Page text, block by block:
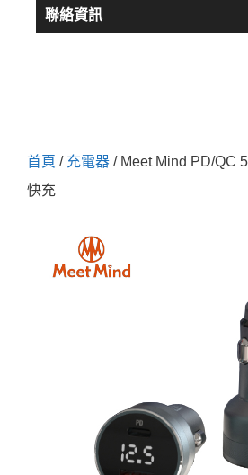
聯絡資訊
首頁 / 充電器 / Meet Mind PD/QC
快充